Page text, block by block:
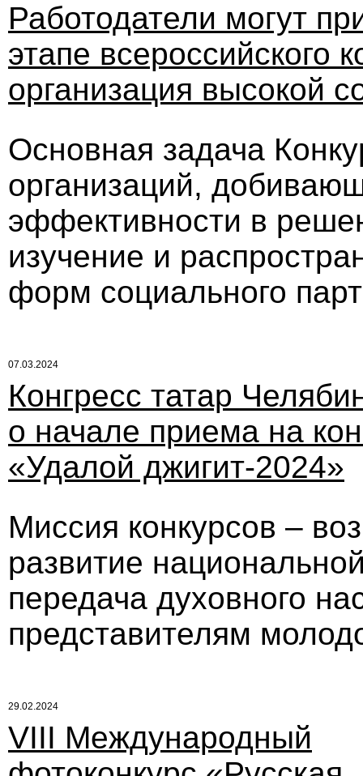
Работодатели могут
этапе всероссийского
организация высокой
Основная задача
организаций,
эффективности в
изучение и
форм социального
07.03.2024
Конгресс татар
о начале приема на
«Удалой джигит-2024»
Миссия конкурсов –
развитие
передача духовного
представителям
29.02.2024
VIII Международный